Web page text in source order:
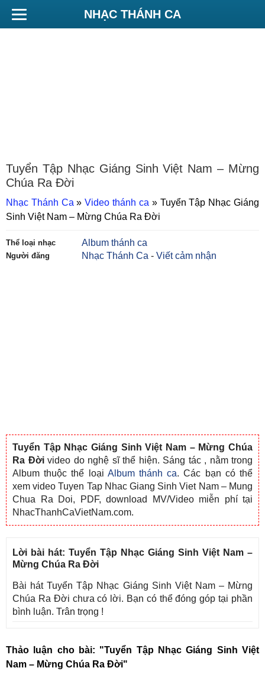
NHẠC THÁNH CA
Tuyển Tập Nhạc Giáng Sinh Việt Nam – Mừng
Chúa Ra Đời
Nhạc Thánh Ca »Video thánh ca » Tuyển Tập Nhạc Giáng
Sinh Việt Nam – Mừng Chúa Ra Đời
Thể loại nhạc Album thánh ca
Người đăng Nhạc Thánh Ca -Viết cảm nhận
Tuyển Tập Nhạc Giáng Sinh Việt Nam – Mừng Chúa
Ra Đờivideo do nghệ sĩ thể hiện. Sáng tác , nằm trong
Album thuộc thể loại Album thánh ca. Các bạn có thể
xem video Tuyen Tap Nhac Giang Sinh Viet Nam – Mung
Chua Ra Doi, PDF, download MV/Video miễn phí tại
NhacThanhCaVietNam.com.
Lời bài hát: Tuyển Tập Nhạc Giáng Sinh Việt Nam –
Mừng Chúa Ra Đời
Bài hát Tuyển Tập Nhạc Giáng Sinh Việt Nam – Mừng
Chúa Ra Đời chưa có lời. Bạn có thể đóng góp tại phần
bình luận. Trân trọng !
Thảo luận cho bài: "Tuyển Tập Nhạc Giáng Sinh Việt
Nam – Mừng Chúa Ra Đời"